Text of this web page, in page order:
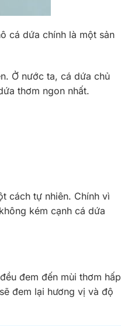
cá dứa chính là một sản
Ở nước ta, cá dứa chủ
thơm ngon nhất.
cách tự nhiên. Chính vì
kém cạnh cá dứa
đem đến mùi thơm hấp
đem lại hương vị và độ